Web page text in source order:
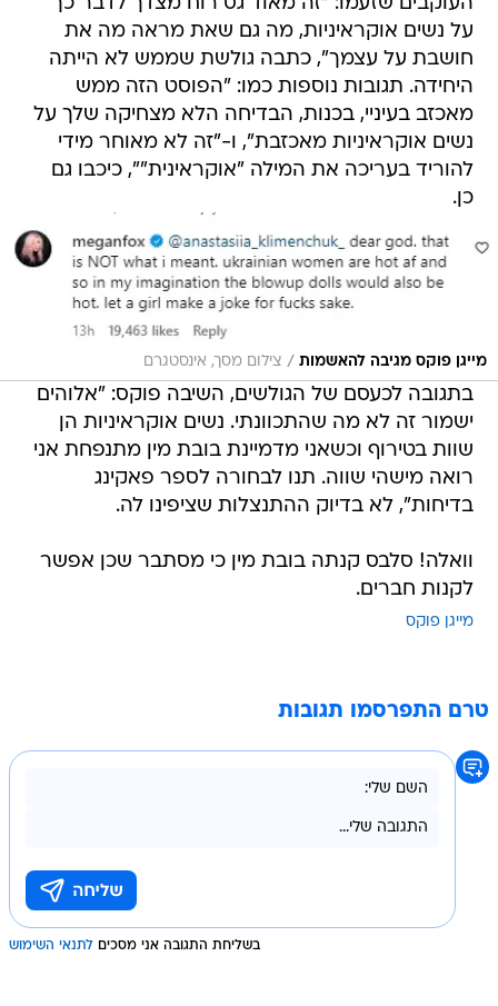
על נשים אוקראיניות, מה גם שאת מראה מה את
חושבת על עצמך", כתבה גולשת שממש לא הייתה
היחידה. תגובות נוספות כמו: "הפוסט הזה ממש
מאכזב בעיניי, בכנות, הבדיחה הלא מצחיקה שלך על
נשים אוקראיניות מאכזבת", ו-"זה לא מאוחר מידי
להוריד בעריכה את המילה "אוקראינית"", כיכבו גם
כן.
מייגן פוקס מגיבה להאשמות / צילום מסך, אינסטגרם
בתגובה לכעסם של הגולשים, השיבה פוקס: "אלוהים
ישמור זה לא מה שהתכוונתי. נשים אוקראיניות הן
שוות בטירוף וכשאני מדמיינת בובת מין מתנפחת אני
רואה מישהי שווה. תנו לבחורה לספר פאקינג
בדיחות", לא בדיוק ההתנצלות שציפינו לה.
וואלה! סלבס קנתה בובת מין כי מסתבר שכן אפשר
לקנות חברים.
מייגן פוקס
טרם התפרסמו תגובות
בשליחת התגובה אני מסכים לתנאי השימוש